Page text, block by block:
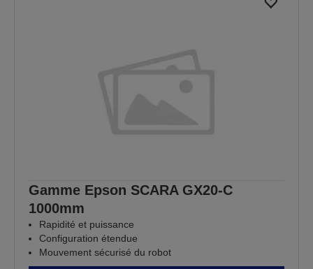
Gamme Epson SCARA GX20-C
1000mm
Rapidité et puissance
Configuration étendue
Mouvement sécurisé du robot